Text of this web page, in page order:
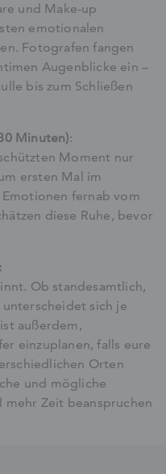
und Make-up
emotionalen
Fotografen fangen
Augenblicke ein –
bis zum Schließen
Minuten):
Moment nur
ersten Mal im
fernab vom
diese Ruhe, bevor
Ob standesamtlich,
sich je
außerdem,
einzuplanen, falls eure
Orten
und mögliche
mehr Zeit beanspruchen